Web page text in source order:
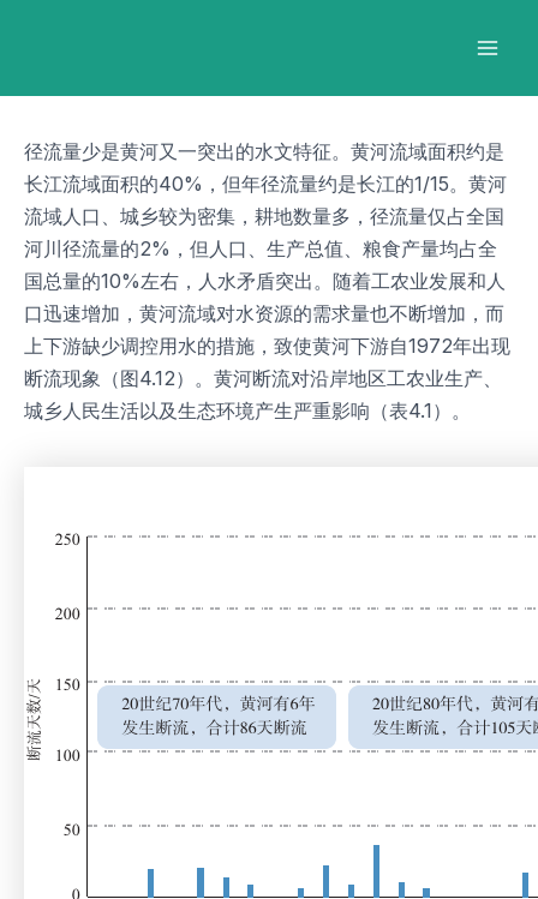
径流量少是黄河又一突出的水文特征。黄河流域面积约是
长江流域面积的40%，但年径流量约是长江的1/15。黄河
流域人口、城乡较为密集，耕地数量多，径流量仅占全国
河川径流量的2%，但人口、生产总值、粮食产量均占全
国总量的10%左右，人水矛盾突出。随着工农业发展和人
口迅速增加，黄河流域对水资源的需求量也不断增加，而
上下游缺少调控用水的措施，致使黄河下游自1972年出现
断流现象（图4.12）。黄河断流对沿岸地区工农业生产、
城乡人民生活以及生态环境产生严重影响（表4.1）。